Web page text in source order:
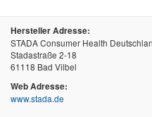
Hersteller Adresse:
STADA Consumer Health
Stadastraße 2-18
61118 Bad Vilbel
Web Adresse:
www.stada.de